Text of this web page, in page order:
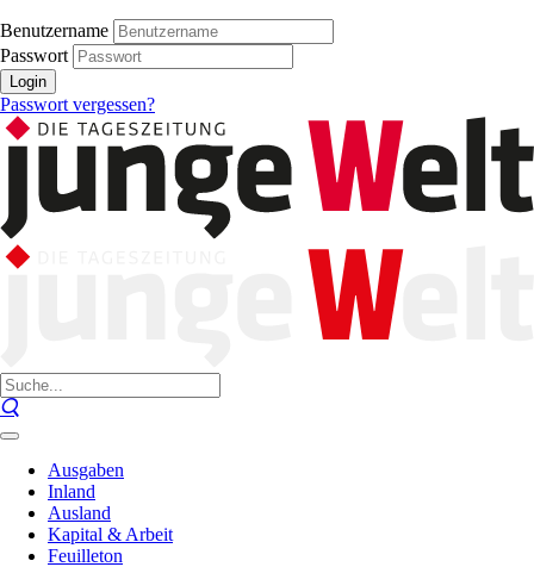
Benutzername
Passwort
Login
Passwort vergessen?
Ausgaben
Inland
Ausland
Kapital & Arbeit
Feuilleton